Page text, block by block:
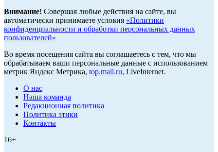
Внимание! Совершая любые действия на сайте, вы
автоматически принимаете условия «Политики
конфиденциальности и обработки персональных данных
пользователей»
Во время посещения сайта вы соглашаетесь с тем, что мы
обрабатываем ваши персональные данные с использованием
метрик Яндекс Метрика, top.mail.ru, LiveInternet.
О нас
Наша команда
Редакционная политика
Политика этики
Контакты
16+